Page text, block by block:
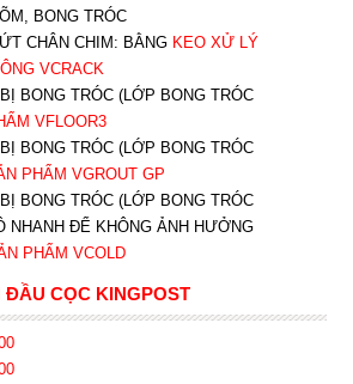
BONG TRÓC
CHÂN CHIM: BẰNG K EO XỬ LÝ
VCRACK
BONG TRÓC (LỚP BONG TRÓC
VFLOOR3
BONG TRÓC (LỚP BONG TRÓC
PHẨM VGROUT GP
BONG TRÓC (LỚP BONG TRÓC
NHANH ĐỂ KHÔNG ẢNH HƯỞNG
PHẨM VCOLD
CỌC KINGPOST